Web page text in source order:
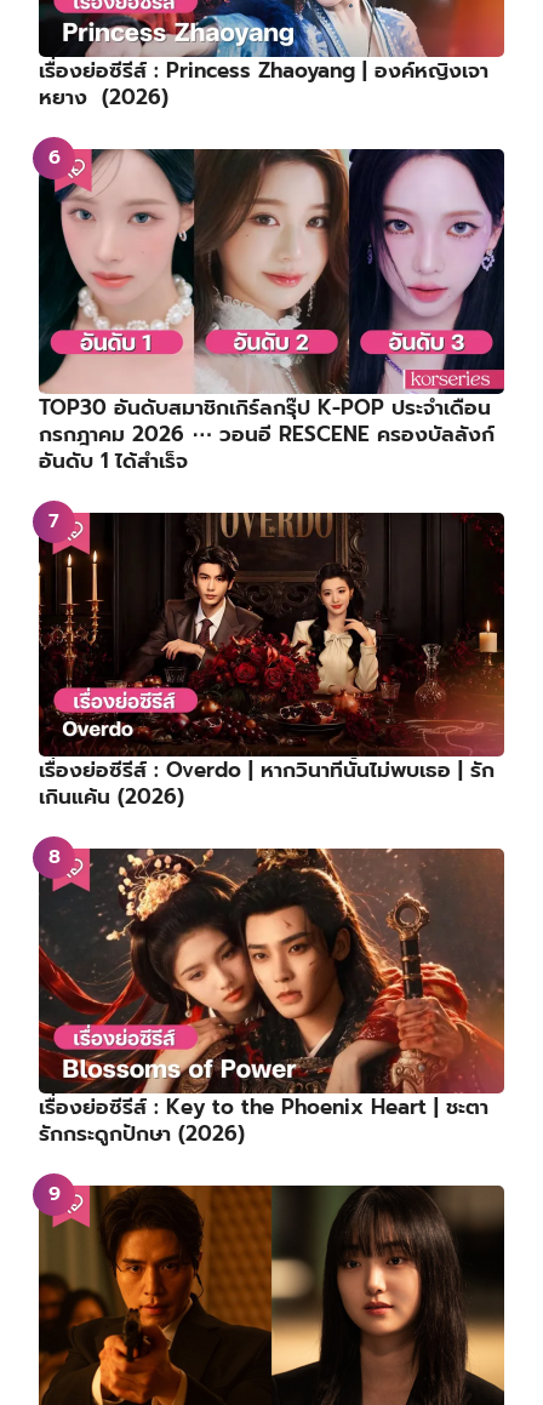
เรื่องย่อซีรีส์ : Princess Zhaoyang | องค์หญิงเจา
หยาง (2026)
TOP30 อันดับสมาชิกเกิร์ลกรุ๊ป K-POP ประจำเดือน
กรกฎาคม 2026 ⋯ วอนอี RESCENE ครองบัลลังก์
อันดับ 1 ได้สำเร็จ
เรื่องย่อซีรีส์ : Overdo | หากวินาทีนั้นไม่พบเธอ | รัก
เกินแค้น (2026)
เรื่องย่อซีรีส์ : Key to the Phoenix Heart | ชะตา
รักกระดูกปักษา (2026)